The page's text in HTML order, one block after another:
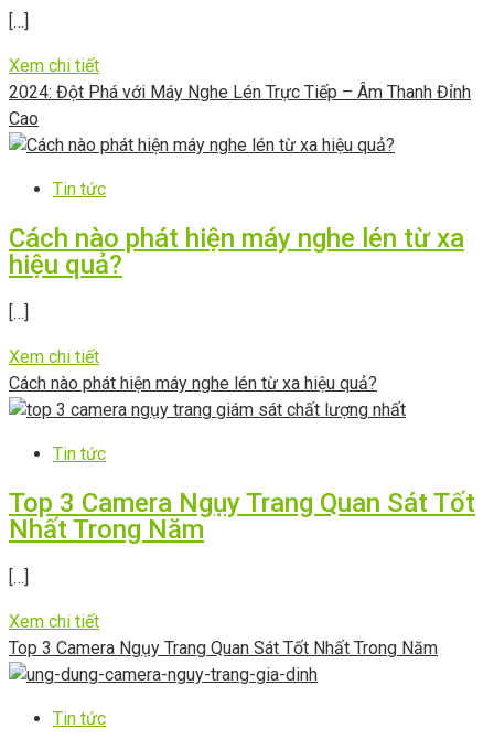
[…]
Xem chi tiết
2024: Đột Phá với Máy Nghe Lén Trực Tiếp – Âm Thanh Đỉnh
Cao
Tin tức
Cách nào phát hiện máy nghe lén từ xa
hiệu quả?
[…]
Xem chi tiết
Cách nào phát hiện máy nghe lén từ xa hiệu quả?
Tin tức
Top 3 Camera Ngụy Trang Quan Sát Tốt
Nhất Trong Năm
[…]
Xem chi tiết
Top 3 Camera Ngụy Trang Quan Sát Tốt Nhất Trong Năm
Tin tức